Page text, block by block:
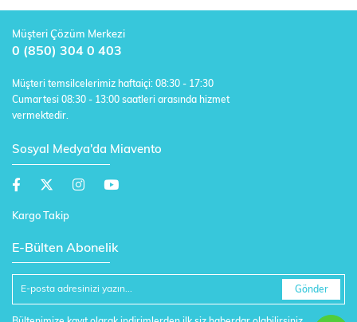
Müşteri Çözüm Merkezi
0 (850) 304 0 403
Müşteri temsilcelerimiz haftaiçi: 08:30 - 17:30
Cumartesi 08:30 - 13:00 saatleri arasında hizmet
vermektedir.
Sosyal Medya'da Miavento
Kargo Takip
E-Bülten Abonelik
Gönder